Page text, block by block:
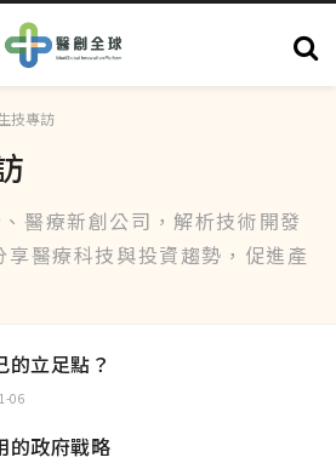
技專訪
醫療新創公司，解析技術開發
醫療科技與投資趨勢，促進產
的立足點？
06
的政府戰略